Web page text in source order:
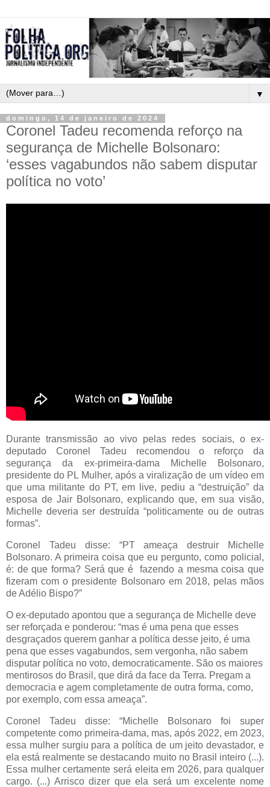
▼
domingo, 14 de janeiro de 2024
Coronel Tadeu recomenda reforço na
segurança de Michelle Bolsonaro:
‘esses vagabundos não sabem disputar
política no voto’
Durante transmissão ao vivo pelas redes sociais, o ex-
deputado Coronel Tadeu recomendou o reforço da
segurança da ex-primeira-dama Michelle Bolsonaro,
presidente do PL Mulher, após a viralização de um vídeo em
que uma militante do PT, em live, pediu a “destruição” da
esposa de Jair Bolsonaro, explicando que, em sua visão,
Michelle deveria ser destruída “politicamente ou de outras
formas”.
Coronel Tadeu disse: “PT ameaça destruir Michelle
Bolsonaro. A primeira coisa que eu pergunto, como policial,
é: de que forma? Será que é fazendo a mesma coisa que
fizeram com o presidente Bolsonaro em 2018, pelas mãos
de Adélio Bispo?”
O ex-deputado apontou que a segurança de Michelle deve
ser reforçada e ponderou: “mas é uma pena que esses
desgraçados querem ganhar a política desse jeito, é uma
pena que esses vagabundos, sem vergonha, não sabem
disputar política no voto, democraticamente. São os maiores
mentirosos do Brasil, que dirá da face da Terra. Pregam a
democracia e agem completamente de outra forma, como,
por exemplo, com essa ameaça”.
Coronel Tadeu disse: “Michelle Bolsonaro foi super
competente como primeira-dama, mas, após 2022, em 2023,
essa mulher surgiu para a política de um jeito devastador, e
ela está realmente se destacando muito no Brasil inteiro (...).
Essa mulher certamente será eleita em 2026, para qualquer
cargo. (...) Arrisco dizer que ela será um excelente nome